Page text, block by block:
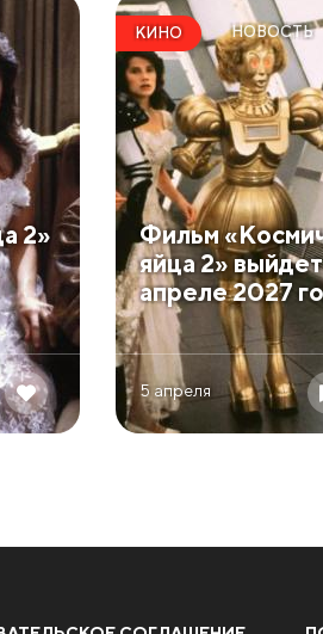
2»
КИНО НОВОСТЬ
Фильм
яйца 2»
апреле 2027
5 апреля